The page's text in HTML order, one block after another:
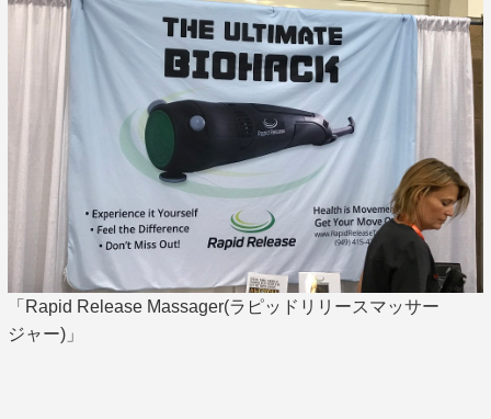
「Rapid Release Massager(ラピッドリリースマッサー
ジャー)」